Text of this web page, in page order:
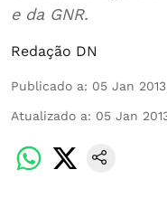
e da GNR.
Redação DN
Publicado a: 05 Jan
Atualizado a: 05 Jan